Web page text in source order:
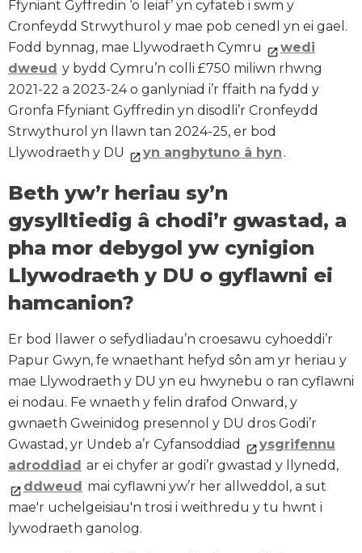
Ffyniant Gyffredin ‘o leiaf’ yn cyfateb i swm y
Cronfeydd Strwythurol y mae pob cenedl yn ei gael.
Fodd bynnag, mae Llywodraeth Cymru
wedi
dweud y bydd Cymru’n colli £750 miliwn rhwng
2021-22 a 2023-24 o ganlyniad i’r ffaith na fydd y
Gronfa Ffyniant Gyffredin yn disodli’r Cronfeydd
Strwythurol yn llawn tan 2024-25, er bod
Llywodraeth y DU
yn anghytuno â hyn .
Beth yw’r heriau sy’n
gysylltiedig â chodi’r gwastad, a
pha mor debygol yw cynigion
Llywodraeth y DU o gyflawni ei
hamcanion?
Er bod llawer o sefydliadau’n croesawu cyhoeddi’r
Papur Gwyn, fe wnaethant hefyd sôn am yr heriau y
mae Llywodraeth y DU yn eu hwynebu o ran cyflawni
ei nodau. Fe wnaeth y felin drafod Onward, y
gwnaeth Gweinidog presennol y DU dros Godi’r
Gwastad, yr Undeb a’r Cyfansoddiad
ysgrifennu
adroddiad ar ei chyfer ar godi’r gwastad y llynedd,
ddweud mai cyflawni yw’r her allweddol, a sut
mae'r uchelgeisiau'n trosi i weithredu y tu hwnt i
lywodraeth ganolog.